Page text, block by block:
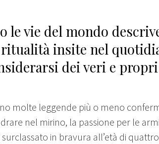
le vie del mondo
insite nel
dei veri e
molte leggende più o meno
nel mirino, la passione per le
in bravura all’età di